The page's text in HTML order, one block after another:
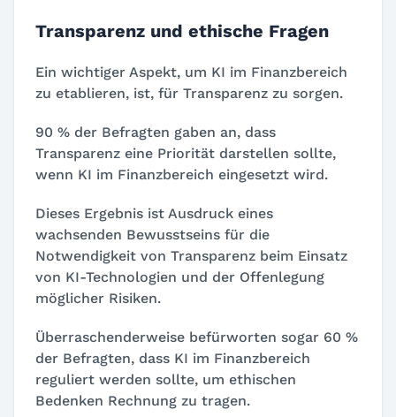
Transparenz und ethische Fragen
Ein wichtiger Aspekt, um KI im Finanzbereich
zu etablieren, ist, für Transparenz zu sorgen.
90 % der Befragten gaben an, dass
Transparenz eine Priorität darstellen sollte,
wenn KI im Finanzbereich eingesetzt wird.
Dieses Ergebnis ist Ausdruck eines
wachsenden Bewusstseins für die
Notwendigkeit von Transparenz beim Einsatz
von KI-Technologien und der Offenlegung
möglicher Risiken.
Überraschenderweise befürworten sogar 60 %
der Befragten, dass KI im Finanzbereich
reguliert werden sollte, um ethischen
Bedenken Rechnung zu tragen.